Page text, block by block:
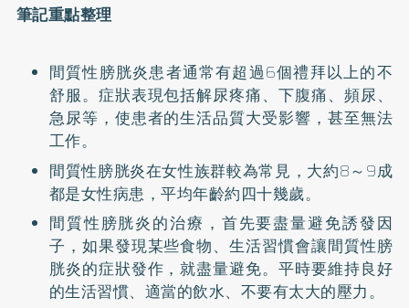
筆記重點整理
間質性膀胱炎患者通常有超過6個禮拜以上的不
舒服。症狀表現包括解尿疼痛、下腹痛、頻尿、
急尿等，使患者的生活品質大受影響，甚至無法
工作。
間質性膀胱炎在女性族群較為常見，大約8～9成
都是女性病患，平均年齡約四十幾歲。
間質性膀胱炎的治療，首先要盡量避免誘發因
子，如果發現某些食物、生活習慣會讓間質性膀
胱炎的症狀發作，就盡量避免。平時要維持良好
的生活習慣、適當的飲水、不要有太大的壓力。